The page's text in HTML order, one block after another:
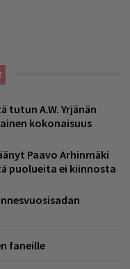
tutun A.W. Yrjänän
kokonaisuus
Paavo Arhinmäki
puolueita ei kiinnosta
faneille